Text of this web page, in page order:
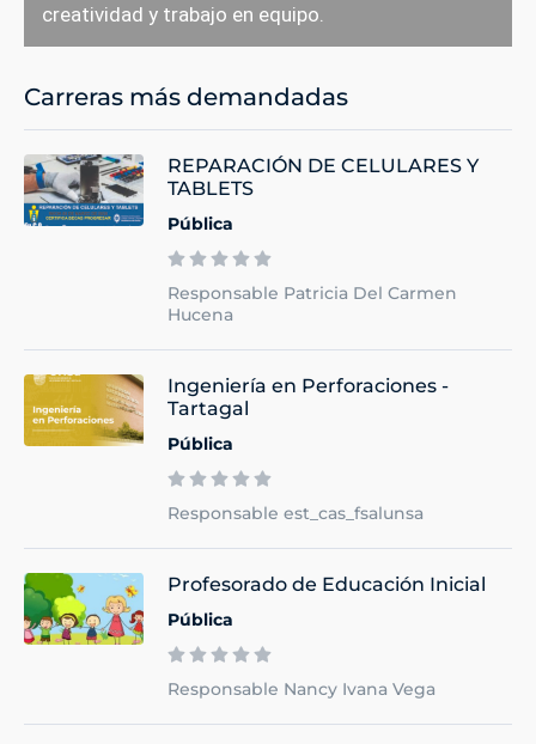
creatividad y trabajo en equipo.
Carreras más demandadas
REPARACIÓN DE CELULARES Y
TABLETS
Pública
Responsable Patricia Del Carmen
Hucena
Ingeniería en Perforaciones -
Tartagal
Pública
Responsable est_cas_fsalunsa
Profesorado de Educación Inicial
Pública
Responsable Nancy Ivana Vega